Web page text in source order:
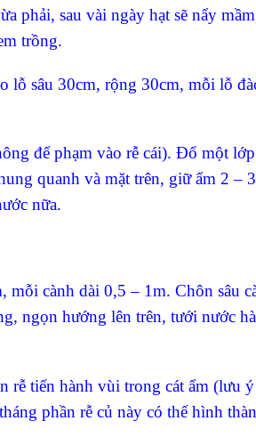
phải, sau vài ngày hạt sẽ nẩy
trồng.
lỗ sâu 30cm, rộng 30cm, mỗi lỗ
để phạm vào rễ cái). Đổ một
quanh và mặt trên, giữ ẩm 2 –
nữa.
mỗi cành dài 0,5 – 1m. Chôn sâu
ngọn hướng lên trên, tưới nước
rễ tiến hành vùi trong cát ẩm (lưu
phần rễ củ này có thể hình